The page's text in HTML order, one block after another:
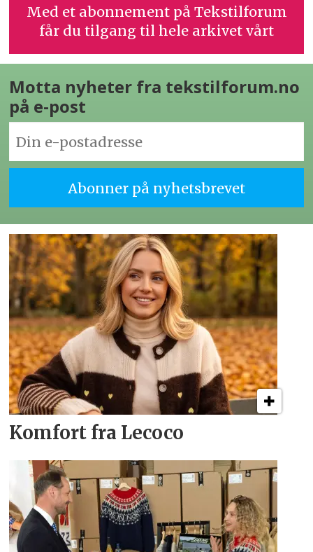
Med et abonnement på Tekstilforum
får du tilgang til hele arkivet vårt
Motta nyheter fra tekstilforum.no
på e-post
Komfort fra Lecoco